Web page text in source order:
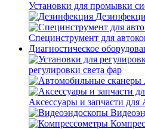
Установки для промывки
Специнструмент для
Диагностическое
регулировки света фар
Аксессуары и запчасти